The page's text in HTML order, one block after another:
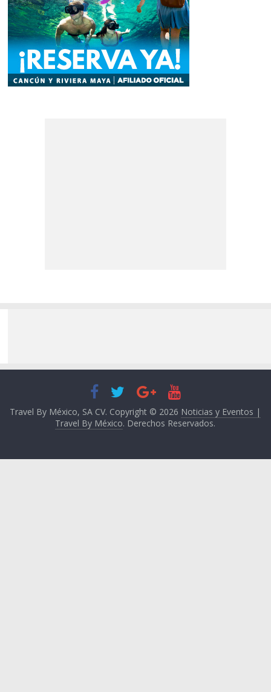
Travel By México, SA CV. Copyright © 2026 Noticias y Eventos |
Travel By México. Derechos Reservados.